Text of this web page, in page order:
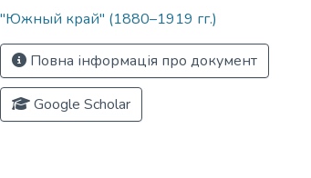
"Южный край" (1880–1919 гг.)
Повна інформація про документ
Google Scholar